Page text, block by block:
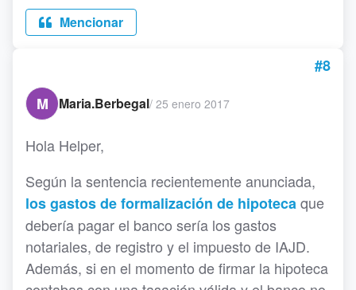
Mencionar
#8
M
Maria.Berbegal/ 25 enero 2017
Hola Helper,
Según la sentencia recientemente anunciada,
los gastos de formalización de hipotecaque
debería pagar el banco sería los gastos
notariales, de registro y el impuesto de IAJD.
Además, si en el momento de firmar la hipoteca